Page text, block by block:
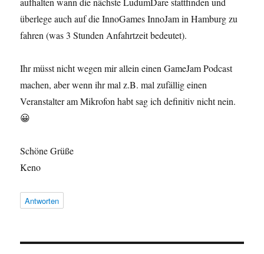
überlege auch auf die InnoGames InnoJam in Hamburg zu
fahren (was 3 Stunden Anfahrtzeit bedeutet).
Ihr müsst nicht wegen mir allein einen GameJam Podcast
machen, aber wenn ihr mal z.B. mal zufällig einen
Veranstalter am Mikrofon habt sag ich definitiv nicht nein.
😀
Schöne Grüße
Keno
Antworten